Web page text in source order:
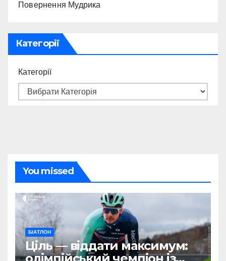
Повернення Мудрика
Категорії
Категорії
You missed
БІАТЛОН
Ціль — віддати максимум: